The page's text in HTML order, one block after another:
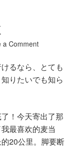
a Comment
るなら、とても
りたいでも知ら
！今天寄出了那
最喜欢的麦当
20公里。脚要断